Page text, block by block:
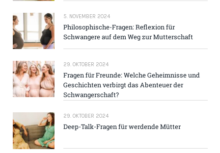
5. NOVEMBER 2024
Philosophische-Fragen: Reflexion für
Schwangere auf dem Weg zur Mutterschaft
29. OKTOBER 2024
Fragen für Freunde: Welche Geheimnisse und
Geschichten verbirgt das Abenteuer der
Schwangerschaft?
29. OKTOBER 2024
Deep-Talk-Fragen für werdende Mütter